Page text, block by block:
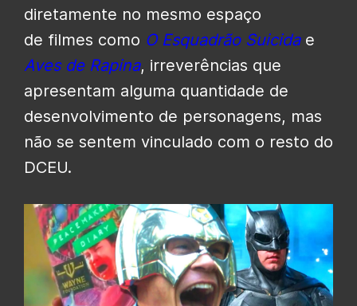
diretamente no mesmo espaço
de filmes como O Esquadrão Suicidae
Aves de Rapina, irreverências que
apresentam alguma quantidade de
desenvolvimento de personagens, mas
não se sentem vinculado ​​​​com o resto do
DCEU.